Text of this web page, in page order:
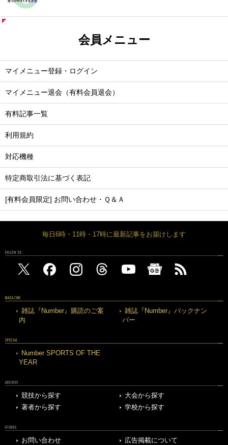
会員メニュー
マイメニュー登録・ログイン
マイメニュー退会（有料会員退会）
有料記事一覧
利用規約
対応機種
特定商取引法に基づく表記
[有料会員限定] お問い合わせ・Ｑ＆Ａ
毎日6時・11時・17時に最新記事をお届けします
FOLLOW US
MAGAZINE
雑誌『Number』購読のご案
内
雑誌『Number』バックナン
バー
SPECIAL
Number SPORTS OF THE
YEAR
ARCHIVE
競技から探す
大会から探す
著者から探す
学校から探す
OTHERS
お問い合わせ 広告掲載について